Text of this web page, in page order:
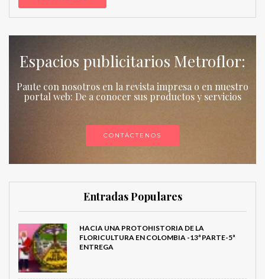
Espacios publicitarios Metroflor:
Paute con nosotros en la revista impresa o en nuestro
portal web: De a conocer sus productos y servicios
CONTÁCTENOS
Entradas Populares
HACIA UNA PROTOHISTORIA DE LA
FLORICULTURA EN COLOMBIA -13ª PARTE-5ª
ENTREGA